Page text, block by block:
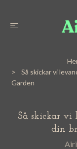
Så skickar vi
Garden
Så skickar vi
din